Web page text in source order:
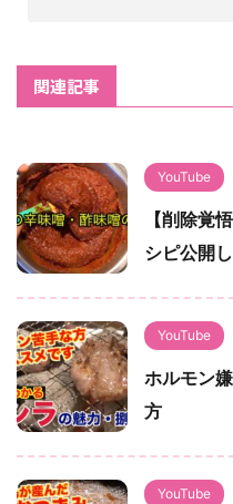
関連記事
YouTube
【削除覚
シピ公開
YouTube
ホルモン
方
YouTube